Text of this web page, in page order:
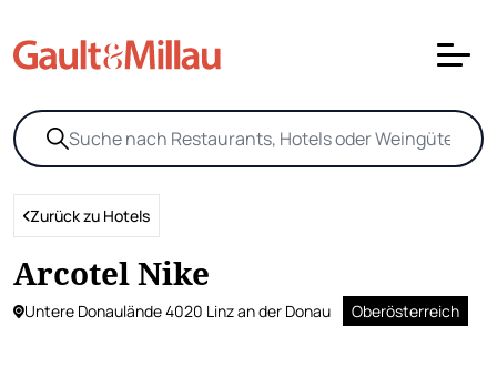
Zurück zu Hotels
Arcotel Nike
Untere Donaulände 4020 Linz an der Donau Oberösterreich